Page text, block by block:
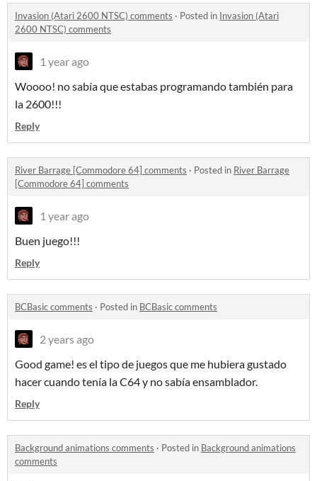
Invasion (Atari 2600 NTSC) comments · Posted in Invasion (Atari
2600 NTSC) comments
1 year ago
Woooo! no sabía que estabas programando también para
la 2600!!!
Reply
River Barrage [Commodore 64] comments · Posted in River Barrage
[Commodore 64] comments
1 year ago
Buen juego!!!
Reply
BCBasic comments · Posted in BCBasic comments
2 years ago
Good game! es el tipo de juegos que me hubiera gustado
hacer cuando tenía la C64 y no sabía ensamblador.
Reply
Background animations comments · Posted in Background animations
comments